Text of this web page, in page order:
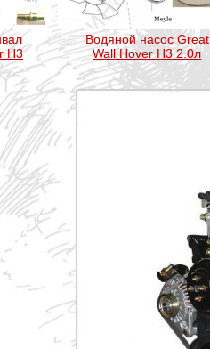
H3
Водяной насос Great
Wall Hover H3 2.0л